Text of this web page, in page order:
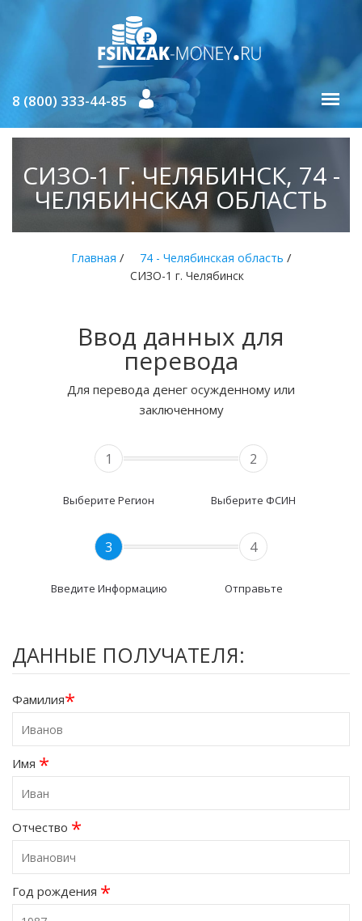
8 (800) 333-44-85
СИЗО-1 Г. ЧЕЛЯБИНСК, 74 -
ЧЕЛЯБИНСКАЯ ОБЛАСТЬ
Главная / 74 - Челябинская область /
СИЗО-1 г. Челябинск
Ввод данных для
перевода
Для перевода денег осужденному или
заключенному
1
Выберите Регион
2
Выберите ФСИН
3
Введите Информацию
4
Отправьте
ДАННЫЕ ПОЛУЧАТЕЛЯ:
Фамилия*
Имя *
Отчество *
Год рождения *